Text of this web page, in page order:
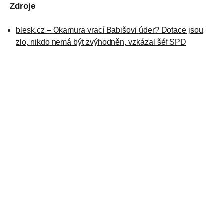
Zdroje
blesk.cz – Okamura vrací Babišovi úder? Dotace jsou
zlo, nikdo nemá být zvýhodněn, vzkázal šéf SPD